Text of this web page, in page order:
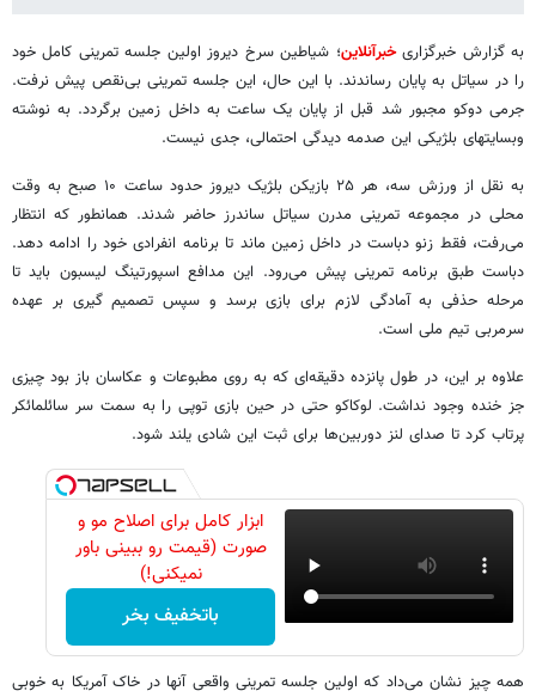
به گزارش خبرگزاریخبرآنلاین؛ شیاطین سرخ دیروز اولین جلسه تمرینی کامل خود
را در سیاتل به پایان رساندند. با این حال، این جلسه تمرینی بی‌نقص پیش نرفت.
جرمی دوکو مجبور شد قبل از پایان یک ساعت به داخل زمین برگردد. به نوشته
وبسایتهای بلژیکی این صدمه دیدگی احتمالی، جدی نیست.
به نقل از ورزش سه، هر ۲۵ بازیکن بلژیک دیروز حدود ساعت ۱۰ صبح به وقت
محلی در مجموعه تمرینی مدرن سیاتل ساندرز حاضر شدند. همانطور که انتظار
می‌رفت، فقط زنو دباست در داخل زمین ماند تا برنامه انفرادی خود را ادامه دهد.
دباست طبق برنامه تمرینی پیش می‌رود. این مدافع اسپورتینگ لیسبون باید تا
مرحله حذفی به آمادگی لازم برای بازی برسد و سپس تصمیم گیری بر عهده
سرمربی تیم ملی است.
علاوه بر این، در طول پانزده دقیقه‌ای که به روی مطبوعات و عکاسان باز بود چیزی
جز خنده وجود نداشت. لوکاکو حتی در حین بازی توپی را به سمت سر سائلمائکر
پرتاب کرد تا صدای لنز دوربین‌ها برای ثبت این شادی یلند شود.
ابزار کامل برای اصلاح مو و
صورت (قیمت رو ببینی باور
نمیکنی!)
باتخفیف بخر
همه چیز نشان می‌داد که اولین جلسه تمرینی واقعی آنها در خاک آمریکا به خوبی